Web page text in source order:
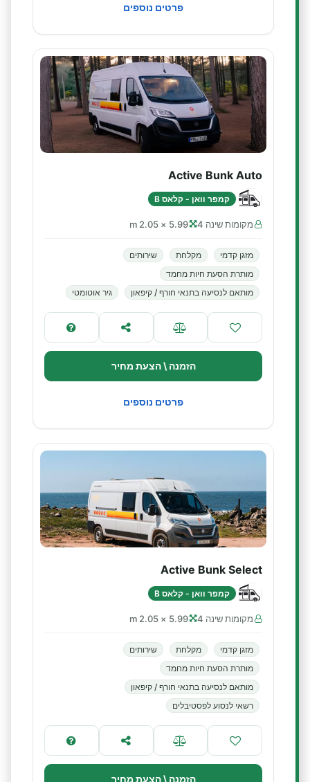
פרטים נוספים
Active Bunk Auto
קמפר וואן - קלאס B
מקומות שינה 4 5.99 × 2.05 m
מזגן קדמי מקלחת
שירותים
מותרת הסעת חיות מחמד
מותאם לנסיעה בתנאי חורף / קיפאון
גיר אוטומטי
הזמנה \ הצעת מחיר
פרטים נוספים
Active Bunk Select
קמפר וואן - קלאס B
מקומות שינה 4 5.99 × 2.05 m
מזגן קדמי מקלחת
שירותים
מותרת הסעת חיות מחמד
מותאם לנסיעה בתנאי חורף / קיפאון
רשאי לנסוע לפסטיבלים
הזמנה \ הצעת מחיר